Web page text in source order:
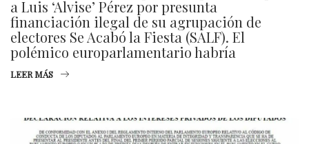
a Luis ‘Alvise’ Pérez por presunta
financiación ilegal de su agrupación de
electores Se Acabó la Fiesta (SALF). El
polémico europarlamentario habría
LEER MÁS